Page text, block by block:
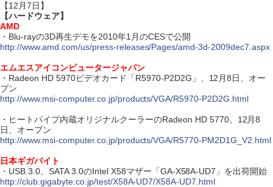
【12月7日】
【ハードウェア】
AMD
・Blu-rayの3D再生デモを2010年1月のCESで公開
http://www.amd.com/us/press-releases/Pages/amd-3d-2009dec7.aspx
エムエスアイコンピュータージャパン
・Radeon HD 5970ビデオカード「R5970-P2D2G」、12月8日、オー
プン
http://www.msi-computer.co.jp/products/VGA/R5970-P2D2G.html
・ヒートパイプ内蔵オリジナルクーラーのRadeon HD 5770、12月8
日、オープン
http://www.msi-computer.co.jp/products/VGA/R5770-PM2D1G_V2.html
日本ギガバイト
・USB 3.0、SATA 3.0のIntel X58マザー「GA-X58A-UD7」を出荷開始
http://club.gigabyte.co.jp/test/X58A-UD7/X58A-UD7.html